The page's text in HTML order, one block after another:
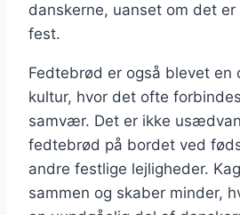
danskerne, uanset om det
fest.
Fedtebrød er også blevet en
kultur, hvor det ofte
samvær. Det er ikke
fedtebrød på bordet ved
andre festlige lejligheder.
sammen og skaber minder,